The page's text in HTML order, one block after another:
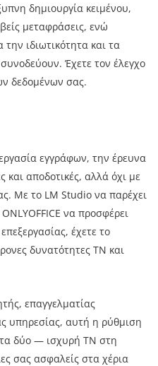
δημιουργία κειμένου,
μεταφράσεις, ενώ
ιδιωτικότητα και τα
Έχετε τον έλεγχο
δεδομένων σας.
εγγράφων, την έρευνα
και αποδοτικές, αλλά όχι με
Με το LM Studio να παρέχει
να προσφέρει
έχετε το
δυνατότητες ΤΝ και
επαγγελματίας
υπηρεσίας, αυτή η ρύθμιση
τα δύο — ισχυρή ΤΝ στη
σας ασφαλείς στα χέρια